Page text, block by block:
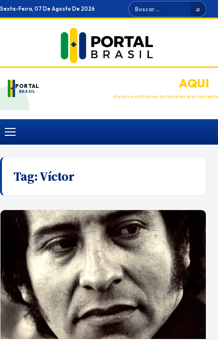
Ir
para
Sexta-Feira, 07 De Agosto De 2026 Buscar ⌕
PORTAL
BRASIL
ANUNCIEAQUI
Alcance milhares de leitores diariamente
Menu
Tag:Víctor